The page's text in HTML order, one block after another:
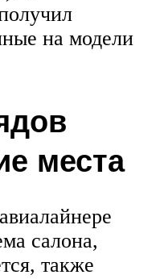
на модели
места
салона,
также